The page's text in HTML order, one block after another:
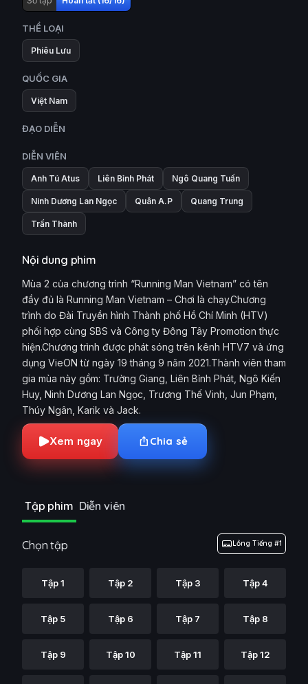
THỂ LOẠI
Phiêu Lưu
QUỐC GIA
Việt Nam
ĐẠO DIỄN
DIỄN VIÊN
Anh Tú Atus Liên Bỉnh Phát Ngô Quang Tuấn
Ninh Dương Lan Ngọc Quân A.P Quang Trung
Trấn Thành
Nội dung phim
Mùa 2 của chương trình “Running Man Vietnam” có tên
đầy đủ là Running Man Vietnam – Chơi là chạy.Chương
trình do Đài Truyền hình Thành phố Hồ Chí Minh (HTV)
phối hợp cùng SBS và Công ty Đông Tây Promotion thực
hiện.Chương trình được phát sóng trên kênh HTV7 và ứng
dụng VieON từ ngày 19 tháng 9 năm 2021.Thành viên tham
gia mùa này gồm: Trường Giang, Liên Bỉnh Phát, Ngô Kiến
Huy, Ninh Dương Lan Ngọc, Trương Thế Vinh, Jun Phạm,
Thúy Ngân, Karik và Jack.
Xem ngay Chia sẻ
Tập phim Diễn viên
Chọn tập Lồng Tiếng #1
Tập 1 Tập 2 Tập 3 Tập 4
Tập 5 Tập 6 Tập 7 Tập 8
Tập 9 Tập 10 Tập 11 Tập 12